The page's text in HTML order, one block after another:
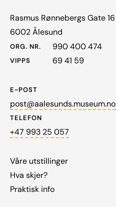
Rasmus Rønnebergs Gate 16
6002 Ålesund
ORG. NR. 990 400 474
VIPPS 69 41 59
E-POST
post@aalesunds.museum.no
TELEFON
+47 993 25 057
Våre utstillinger
Hva skjer?
Praktisk info